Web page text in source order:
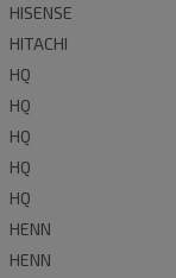
HISENSE
HITACHI
HQ
HQ
HQ
HQ
HQ
HENN
HENN